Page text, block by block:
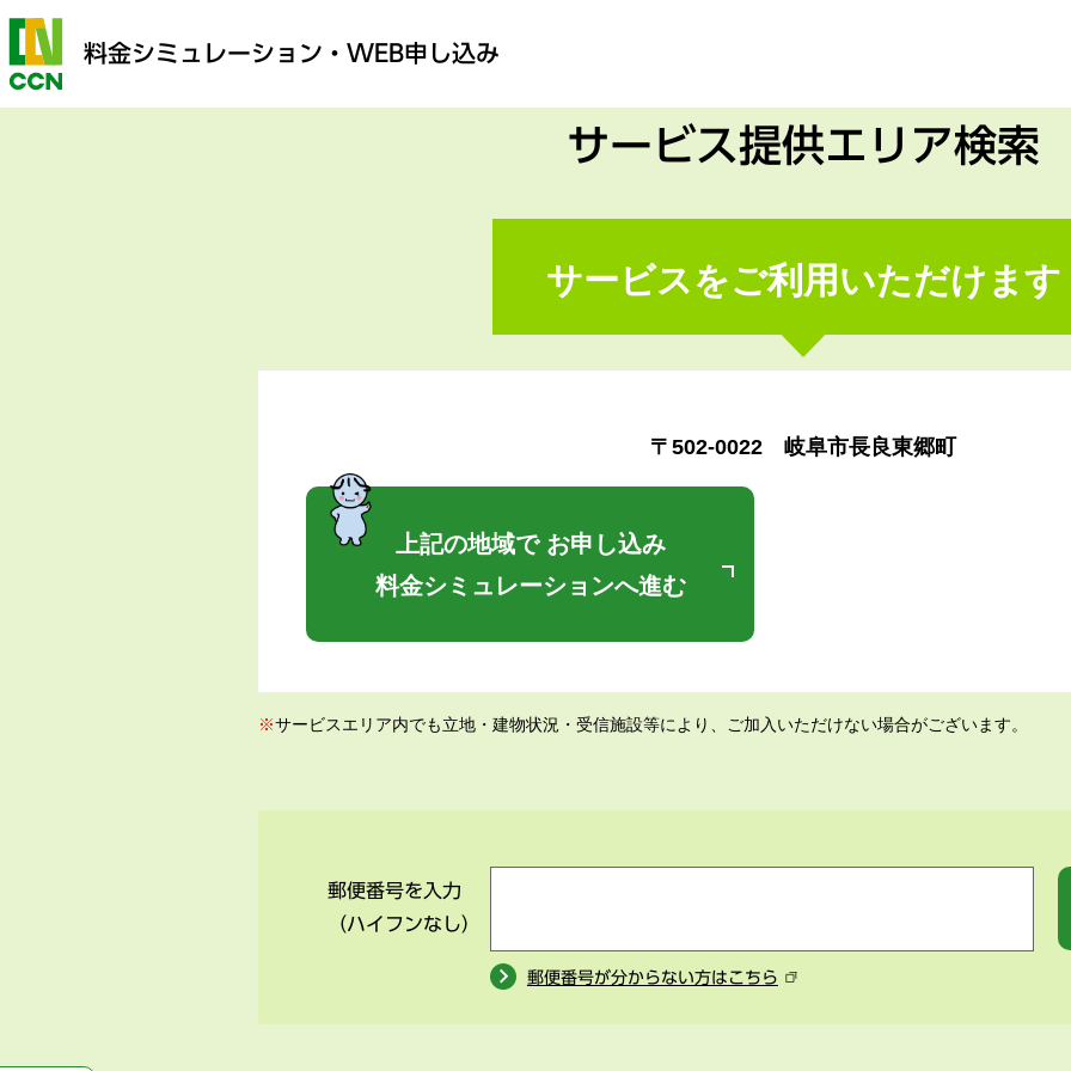
料金シミュレーション ・WEB申し込み
サービス提供エリア検索
サービスをご利用いただけます
〒502-0022 岐阜市長良東郷町
上記の地域で お申し込み
料金シミュレーションへ進む
※サービスエリア内でも立地・建物状況・受信施設等により、ご加入いただけない場合がございます。
郵便番号を入力
（ハイフンなし）
郵便番号が分からない方はこちら